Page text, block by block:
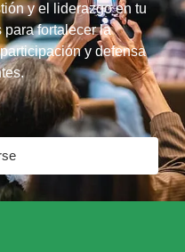
y el liderazgo en tu
para fortalecer la
y defensa